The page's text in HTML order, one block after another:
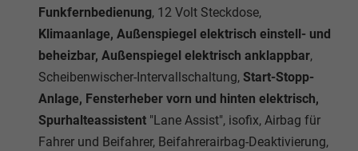
Funkfernbedienung, 12 Volt Steckdose,
Klimaanlage, Außenspiegel elektrisch einstell- und
beheizbar, Außenspiegel elektrisch anklappbar,
Scheibenwischer-Intervallschaltung, Start-Stopp-
Anlage, Fensterheber vorn und hinten elektrisch,
Spurhalteassistent "Lane Assist", isofix, Airbag für
Fahrer und Beifahrer, Beifahrerairbag-Deaktivierung,